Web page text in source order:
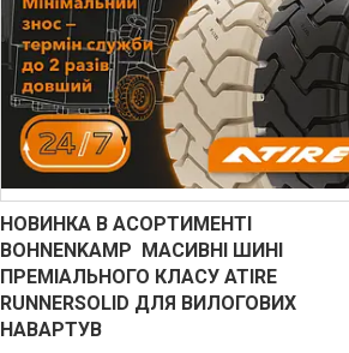
НОВИНКА В АСОРТИМЕНТІ
BOHNENKAMP МАСИВНІ ШИНІ
ПРЕМІАЛЬНОГО КЛАСУ ATIRE
RUNNERSOLID ДЛЯ ВИЛОГОВИХ
НАВАРТУВ